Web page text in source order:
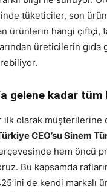
tüketiciler, son
ürünlerin hangi çiftçi,
üreticilerin
gelene kadar
ilk olarak müşterilerine
CEO’su Sinem
hem öncü
Bu kapsamda
de kendi